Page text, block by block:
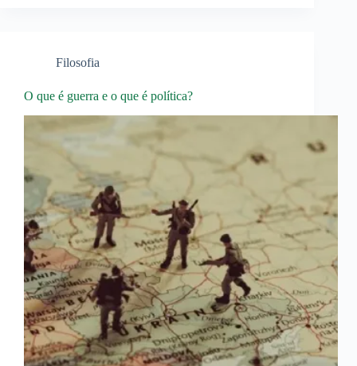
Filosofia
O que é guerra e o que é política?